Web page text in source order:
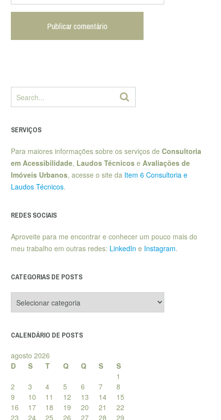
SERVIÇOS
Para maiores informações sobre os serviços de Consultoria
em Acessibilidade, Laudos Técnicos e Avaliações de
Imóveis Urbanos, acesse o site da Item 6 Consultoria e
Laudos Técnicos.
REDES SOCIAIS
Aproveite para me encontrar e conhecer um pouco mais do
meu trabalho em outras redes: LinkedIn e Instagram.
CATEGORIAS DE POSTS
de
CALENDÁRIO DE POSTS
agosto 2026
D
S T Q Q S
S
1
2
3 4 5 6 7
8
9
10 11 12 13 14
15
16
17 18 19 20 21
22
23
24 25 26 27 28 29